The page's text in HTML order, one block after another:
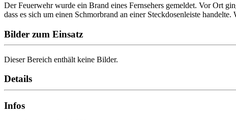
Der Feuerwehr wurde ein Brand eines Fernsehers gemeldet. Vor Ort
dass es sich um einen Schmorbrand an einer Steckdosenleiste
Bilder zum Einsatz
Dieser Bereich enthält keine Bilder.
Details
Infos